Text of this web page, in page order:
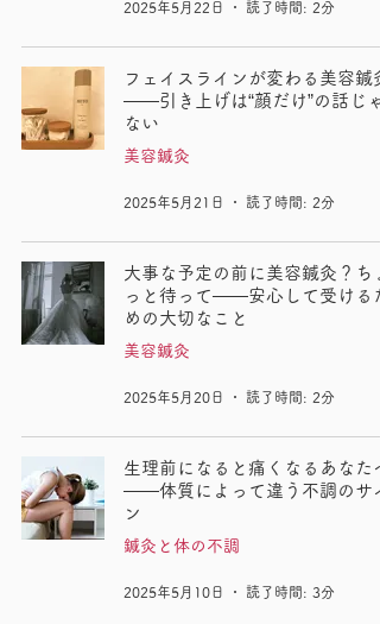
2025年5月22日 読了時間: 2分
フェイスラインが変わる美容鍼
——引き上げは“顔だけ”の話じゃ
ない
美容鍼灸
2025年5月21日 読了時間: 2分
大事な予定の前に美容鍼灸？ち
っと待って——安心して受ける
めの大切なこと
美容鍼灸
2025年5月20日 読了時間: 2分
生理前になると痛くなるあなた
――体質によって違う不調のサ
ン
鍼灸と体の不調
2025年5月10日 読了時間: 3分